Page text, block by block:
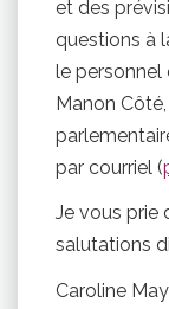
et des
questions à
le personnel
Manon
par courriel (
Je vous prie
salutations
Caroline